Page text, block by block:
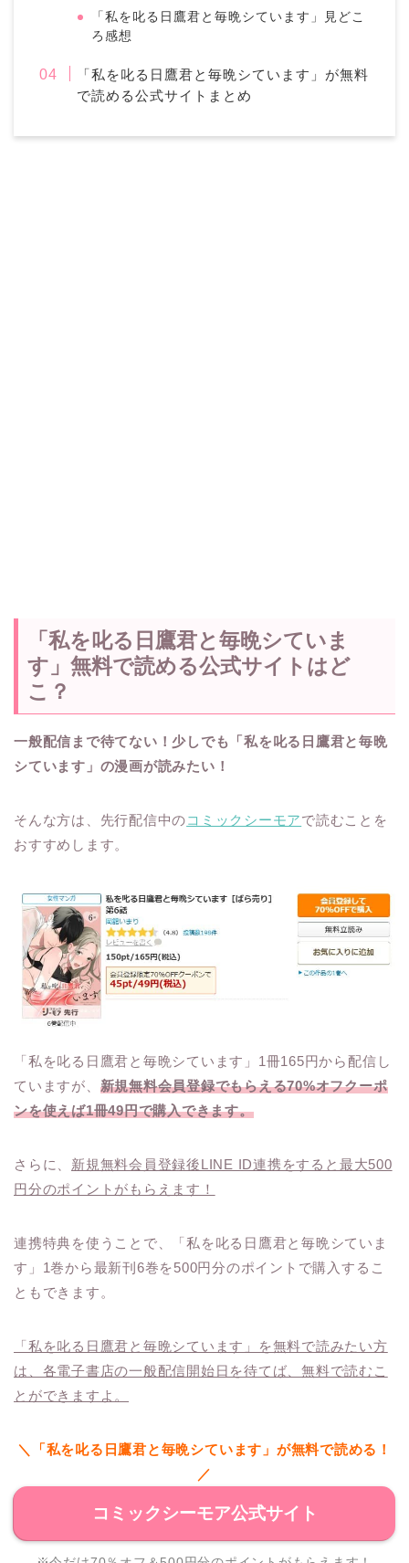
「私を叱る日鷹君と毎晩シています」見どこ
ろ感想
「私を叱る日鷹君と毎晩シています」が無料
で読める公式サイトまとめ
「私を叱る日鷹君と毎晩シていま
す」無料で読める公式サイトはど
こ？
一般配信まで待てない！少しでも「私を叱る日鷹君と毎晩
シています」の漫画が読みたい！
そんな方は、先行配信中のコミックシーモアで読むことを
おすすめします。
「私を叱る日鷹君と毎晩シています」1冊165円から配信し
ていますが、 新規無料会員登録でもらえる70%オフクーポ
ンを使えば1冊49円で購入できます。
さらに、 新規無料会員登録後LINE ID連携をすると最大500
円分のポイントがもらえます！
連携特典を使うことで、「私を叱る日鷹君と毎晩シていま
す」1巻から最新刊6巻を500円分のポイントで購入するこ
ともできます。
「私を叱る日鷹君と毎晩シています」を無料で読みたい方
は、各電子書店の一般配信開始日を待てば、無料で読むこ
とができますよ。
＼「私を叱る日鷹君と毎晩シています」が無料で読める！
／
コミックシーモア公式サイト